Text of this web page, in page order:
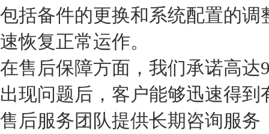
包括备件的更换和系统配置的
速恢复正常运作。
在售后保障方面，我们承诺高
出现问题后，客户能够迅速得
售后服务团队提供长期咨询服